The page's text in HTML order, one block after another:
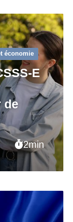
2min
économie
E
de